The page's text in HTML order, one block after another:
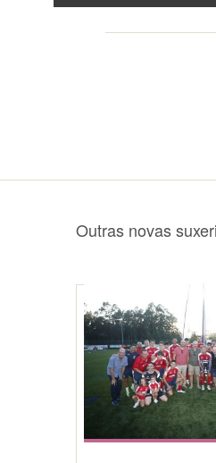
Outras novas